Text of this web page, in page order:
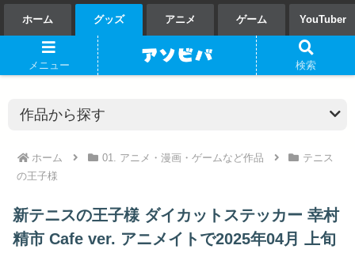
ホーム グッズ アニメ ゲーム YouTuber
ホーム 01. アニメ・漫画・ゲームなど作品
テニス
の王子様
新テニスの王子様 ダイカットステッカー 幸村
精市 Cafe ver. アニメイトで2025年04月 上旬
メニュー 検索